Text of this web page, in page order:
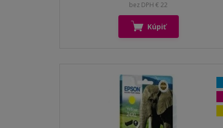
bez DPH € 22
Kúpiť